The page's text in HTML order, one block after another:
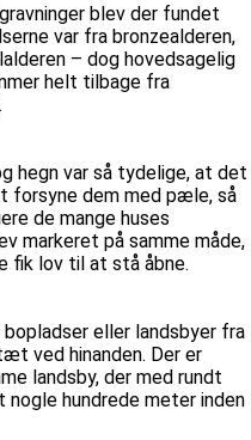
blev der fundet
var fra bronzealderen,
– dog hovedsagelig
helt tilbage fra
hegn var så tydelige, at det
forsyne dem med pæle, så
de mange huses
markeret på samme måde,
fik lov til at stå åbne.
eller landsbyer fra
ved hinanden. Der er
landsby, der med rundt
hundrede meter inden